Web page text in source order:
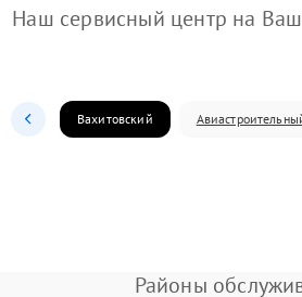
Наш сервисный центр на
Вахитовский
Районы